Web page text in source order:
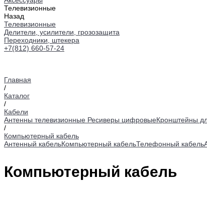
Телевизионные
Назад
Телевизионные
Делители, усилители, грозозащита
Переходники, штекера
+7(812) 660-57-24
Главная
/
Каталог
/
Кабели
Антенны телевизионные Ресиверы цифровыеКронштейны
/
Компьютерный кабель
Антенный кабельКомпьютерный кабельТелефонный кабель
Компьютерный кабель